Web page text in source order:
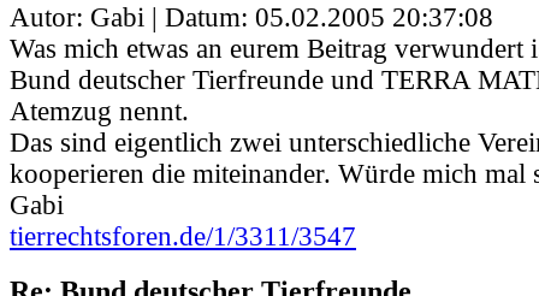
Autor: Gabi | Datum: 05.02.2005 20:37:08
Was mich etwas an eurem Beitrag verwundert
Bund deutscher Tierfreunde und TERRA
Atemzug nennt.
Das sind eigentlich zwei unterschiedliche
kooperieren die miteinander. Würde mich mal
Gabi
tierrechtsforen.de/1/3311/3547